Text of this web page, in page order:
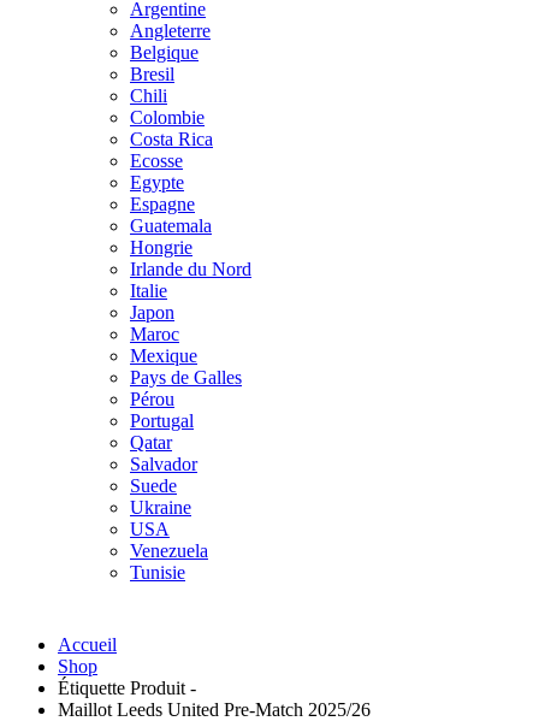
Argentine
Angleterre
Belgique
Bresil
Chili
Colombie
Costa Rica
Ecosse
Egypte
Espagne
Guatemala
Hongrie
Irlande du Nord
Italie
Japon
Maroc
Mexique
Pays de Galles
Pérou
Portugal
Qatar
Salvador
Suede
Ukraine
USA
Venezuela
Tunisie
Accueil
Shop
Étiquette Produit -
Maillot Leeds United Pre-Match 2025/26